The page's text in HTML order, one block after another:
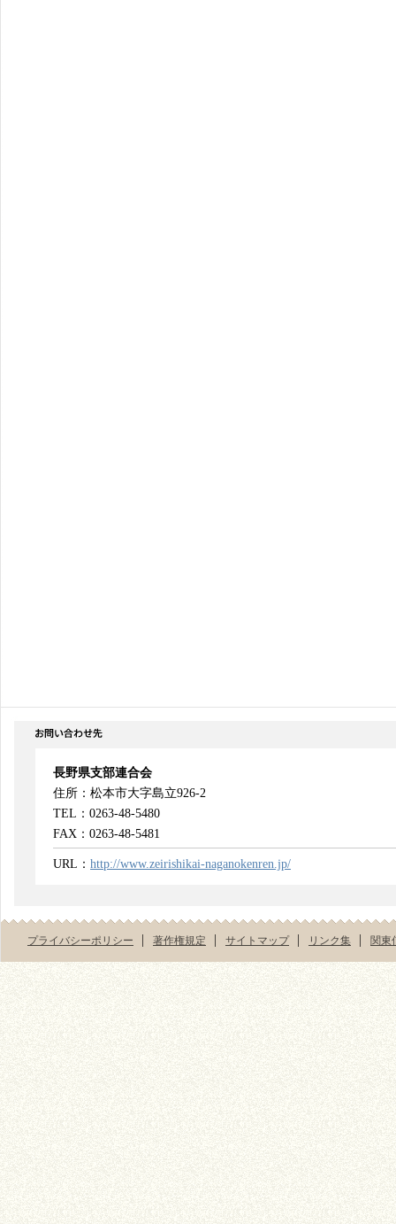
長野県支部連合会
住所：松本市大字島立926-2
TEL：0263-48-5480
FAX：0263-48-5481
URL： http://www.zeirishikai-naganokenren.jp/
プライバシーポリシー 著作権規定 サイトマップ リンク集 関東